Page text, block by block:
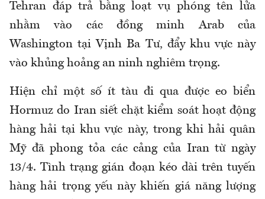
Tehran đáp trả bằng loạt vụ phóng tên lửa
nhằm vào các đồng minh Arab của
Washington tại Vịnh Ba Tư, đẩy khu vực này
vào khủng hoảng an ninh nghiêm trọng.
Hiện chỉ một số ít tàu đi qua được eo biển
Hormuz do Iran siết chặt kiểm soát hoạt động
hàng hải tại khu vực này, trong khi hải quân
Mỹ đã phong tỏa các cảng của Iran từ ngày
13/4. Tình trạng gián đoạn kéo dài trên tuyến
hàng hải trọng yếu này khiến giá năng lượng